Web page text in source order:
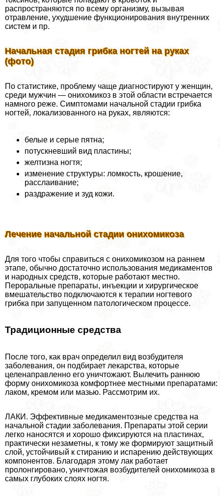
распространяются по всему организму, вызывая
отравление, ухудшение функционирования внутренних
систем и пр.
Начальная стадия грибка ногтей на руках
(фото)
По статистике, проблему чаще диагностируют у женщин,
среди мужчин — онихомикоз в этой области встречается
намного реже. Симптомами начальной стадии грибка
ногтей, локализованного на руках, являются:
белые и серые пятна;
потускневший вид пластины;
желтизна ногтя;
изменение структуры: ломкость, крошение,
расслаивание;
раздражение и зуд кожи.
Лечение начальной стадии онихомикоза
Для того чтобы справиться с онихомикозом на раннем
этапе, обычно достаточно использования медикаментов
и народных средств, которые работают местно.
Перopaльные препараты, инъекции и хирургическое
вмешательство подключаются к терапии ногтевого
грибка при запущенном патологическом процессе.
Традиционные средства
После того, как врач определил вид возбудителя
заболевания, он подбирает лекарства, которые
целенаправленно его уничтожают. Вылечить раннюю
форму онихомикоза комфортнее местными препаратами:
лаком, кремом или мазью. Рассмотрим их.
ЛАКИ. Эффективные медикаментозные средства на
начальной стадии заболевания. Препараты этой серии
легко наносятся и хорошо фиксируются на пластинах,
пpaктически незаметны, к тому же формируют защитный
слой, устойчивый к стиранию и испарению действующих
компонентов. Благодаря этому лак работает
пролонгировано, уничтожая возбудителей онихомикоза в
самых глубоких слоях ногтя.